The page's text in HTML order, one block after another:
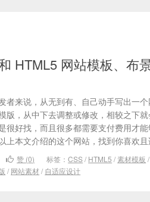
HTML5 网站模板、布
者来说，从无到有、自己动手写出一
版，从中下去调整或修改，相较之下
很好找，而且很多都需要支付费用才
上本文介绍的这个网站，找到你喜欢
赞 (0) 标签：CSS/ HTML5 /素材模板
/ 网站素材 / 自适应设计